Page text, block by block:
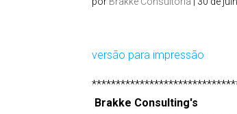
versão para impressão
Brakke Consulting's